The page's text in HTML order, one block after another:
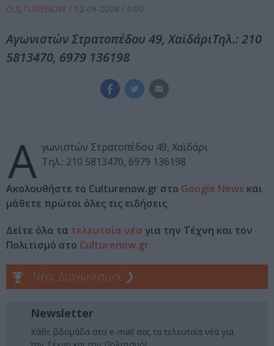
CULTURENOW / 12-09-2008 / 0:00
Αγωνιστών Στρατοπέδου 49, ΧαϊδάριΤηλ.: 210
5813470, 6979 136198
Α γωνιστών Στρατοπέδου 49, Χαϊδάρι
Τηλ.: 210 5813470, 6979 136198
Ακολουθήστε το Culturenow.gr στο Google News και
μάθετε πρώτοι όλες τις ειδήσεις
Δείτε όλα τα τελευταία νέα για την Τέχνη και τον
Πολιτισμό στο Culturenow.gr
Νέοι Διαγωνισμοί ❯
Newsletter
Κάθε βδομάδα στο e-mail σας τα τελευταία νέα για